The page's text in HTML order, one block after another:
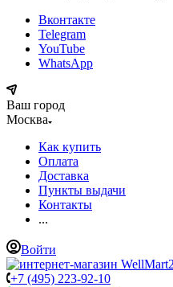
Вконтакте
Telegram
YouTube
WhatsApp
Ваш город
Москва
Как купить
Оплата
Доставка
Пункты выдачи
Контакты
...
Войти
+7 (495) 223-92-10